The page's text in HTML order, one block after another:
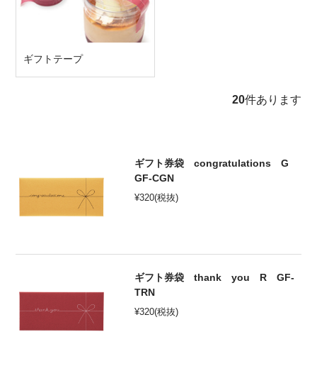
マルアイについて
企業情報
ギフトテープ
20件あります
ギフト券袋 congratulations G
GF-CGN
¥320(税抜)
ギフト券袋 thank you R GF-
TRN
¥320(税抜)